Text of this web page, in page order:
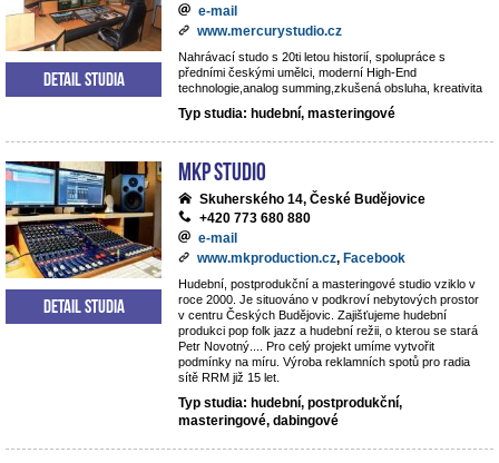
e-mail
www.mercurystudio.cz
Nahrávací studo s 20ti letou historií, spolupráce s
předními českými umělci, moderní High-End
technologie,analog summing,zkušená obsluha, kreativita
Typ studia: hudební, masteringové
Detail studia
MKP STUDIO
Skuherského 14, České Budějovice
+420 773 680 880
e-mail
www.mkproduction.cz, Facebook
Hudební, postprodukční a masteringové studio vziklo v
roce 2000. Je situováno v podkroví nebytových prostor
v centru Českých Budějovic. Zajišťujeme hudební
produkci pop folk jazz a hudební režii, o kterou se stará
Petr Novotný.... Pro celý projekt umíme vytvořit
podmínky na míru. Výroba reklamních spotů pro radia
sítě RRM již 15 let.
Typ studia: hudební, postprodukční,
masteringové, dabingové
Detail studia